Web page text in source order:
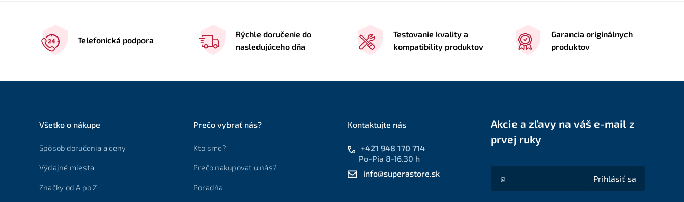
Telefonická podpora
Rýchle doručenie do
nasledujúceho dňa
Testovanie kvality a
kompatibility produktov
Garancia originálnych
produktov
Všetko o nákupe
Spôsob doručenia a ceny
Výdajné miesta
Značky od A po Z
Prečo vybrať nás?
Kto sme?
Prečo nakupovať u nás?
Poradňa
Kontaktujte nás
+421 948 170 714
Po-Pia 8-16.30 h
info@superastore.sk
Akcie a zľavy na váš e-mail z
prvej ruky
Akcie a zľavy na váš e-mail z prvej ruky
Prihlásiť sa